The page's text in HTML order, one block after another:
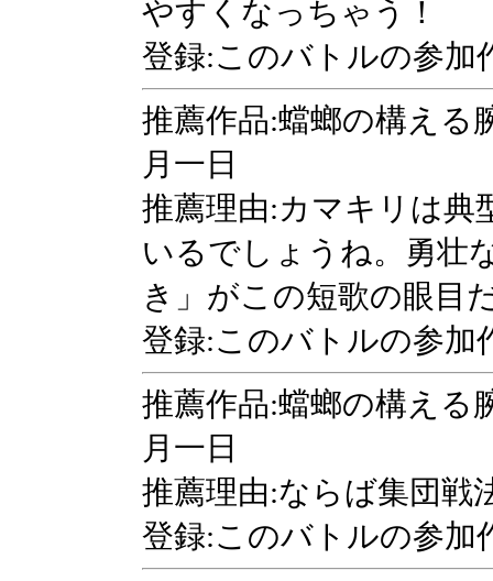
やすくなっちゃう！
登録:このバトルの参加
推薦作品:蟷螂の構える
月一日
推薦理由:カマキリは典
いるでしょうね。勇壮
き」がこの短歌の眼目
登録:このバトルの参加
推薦作品:蟷螂の構える
月一日
推薦理由:ならば集団戦
登録:このバトルの参加